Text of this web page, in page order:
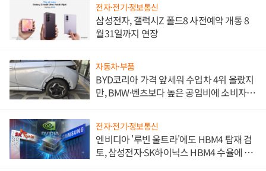
전자·전기·정보통신
삼성전자, 갤럭시Z 폴드8 사전예약 개통 8
월31일까지 연장
자동차·부품
BYD코리아 가격 앞세워 수입차 4위 올랐지
만, BMW·벤츠보다 높은 공임비에 소비자
전자·전기·정보통신
엔비디아 '루빈 울트라'에도 HBM4 탑재 검
토, 삼성전자·SK하이닉스 HBM4 수율에 주